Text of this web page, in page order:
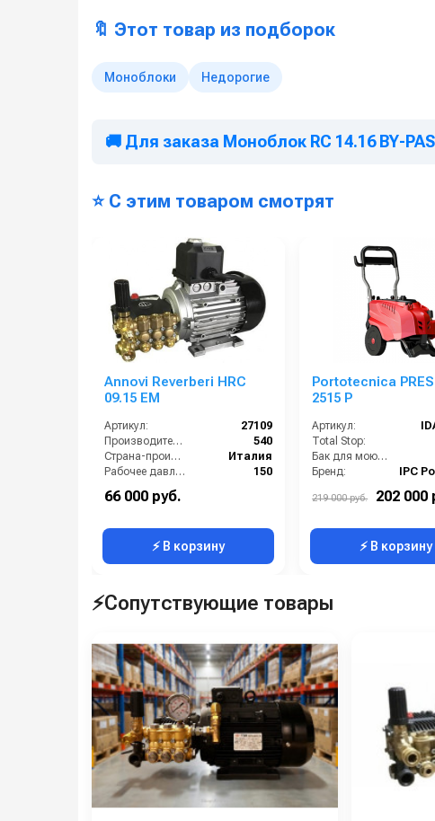
🔖 Этот товар из подборок
Моноблоки Недорогие
🚚 Для заказа Моноблок RC 14.16 BY-
⭐ С этим товаром смотрят
Annovi Reverberi HRC
09.15 EM
Артикул:
27109
Производительность (л/ч):
540
Страна-производитель:
Италия
Рабочее давление (бар):
150
Мощность (кВт):
Электропитание (В):
66 000 руб.
⚡ В корзину
Portotecnica
2515 P
Артикул:
Total Stop:
Бак для моющих средств:
Бренд:
Длина шланга ВД (м):
219 000 руб. 202 000
⚡ В корзину
⚡Сопутствующие товары